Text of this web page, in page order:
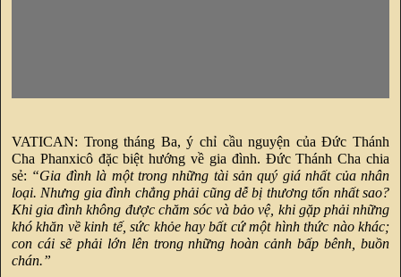
VATICAN: Trong tháng Ba, ý chỉ cầu nguyện của Đức Thánh
Cha Phanxicô đặc biệt hướng về gia đình. Đức Thánh Cha chia
sẻ: “Gia đình là một trong những tài sản quý giá nhất của nhân
loại. Nhưng gia đình chẳng phải cũng dễ bị thương tổn nhất sao?
Khi gia đình không được chăm sóc và bảo vệ, khi gặp phải những
khó khăn về kinh tế, sức khỏe hay bất cứ một hình thức nào khác;
con cái sẽ phải lớn lên trong những hoàn cảnh bấp bênh, buồn
chán.”